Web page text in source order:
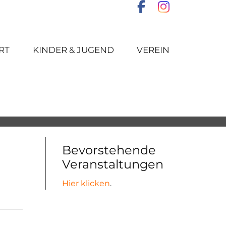
KINDER & JUGEND VEREIN
Bevorstehende
Veranstaltungen
Hier klicken.